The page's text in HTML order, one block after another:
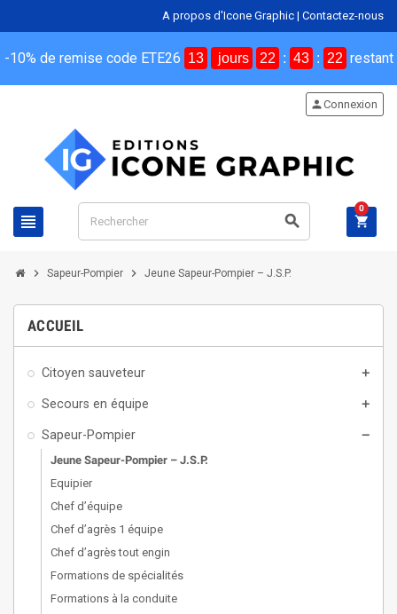
A propos d'Icone Graphic | Contactez-nous
-10% de remise code ETE26 13 jours 22 : 43 : 21 restant
view_headline search
personConnexion
shopping_cart
0
chevron_right Sapeur-Pompier chevron_right Jeune Sapeur-Pompier – J.S.P.
ACCUEIL
Citoyen sauveteur add
Secours en équipe add
Sapeur-Pompier remove
Jeune Sapeur-Pompier – J.S.P.
Equipier
Chef d’équipe
Chef d’agrès 1 équipe
Chef d’agrès tout engin
Formations de spécialités
Formations à la conduite